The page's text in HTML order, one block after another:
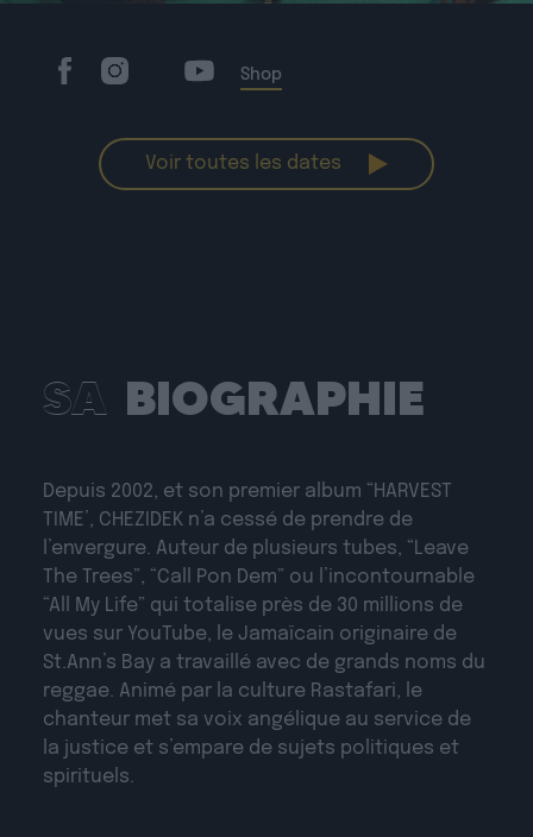
Shop
Voir toutes les dates
SA BIOGRAPHIE
Depuis 2002, et son premier album “HARVEST
TIME’, CHEZIDEK n’a cessé de prendre de
l’envergure. Auteur de plusieurs tubes, “Leave
The Trees”, “Call Pon Dem” ou l’incontournable
“All My Life” qui totalise près de 30 millions de
vues sur YouTube, le Jamaïcain originaire de
St.Ann’s Bay a travaillé avec de grands noms du
reggae. Animé par la culture Rastafari, le
chanteur met sa voix angélique au service de
la justice et s’empare de sujets politiques et
spirituels.